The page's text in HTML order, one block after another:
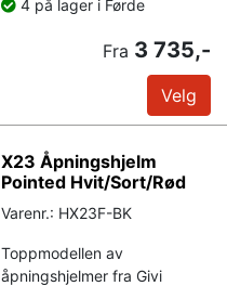
4 på lager i Førde
Fra 3 735,-
Velg
X23 Åpningshjelm
Pointed Hvit/Sort/Rød
Varenr.: HX23F-BK
Toppmodellen av
åpningshjelmer fra Givi